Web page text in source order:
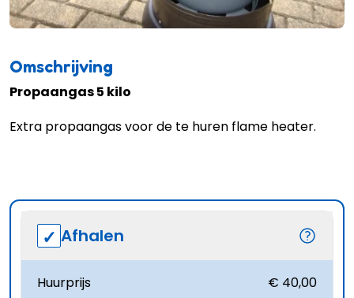
Omschrijving
Propaangas 5 kilo
Extra propaangas voor de te huren flame heater.
Afhalen
Huurprijs
€ 40,00